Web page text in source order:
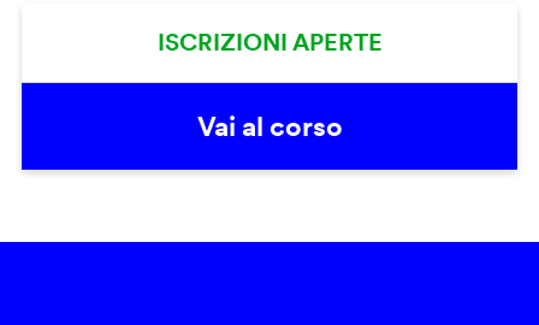
ISCRIZIONI APERTE
Vai al corso